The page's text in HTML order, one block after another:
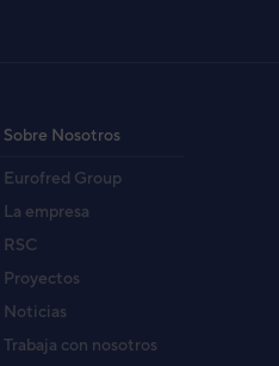
Sobre Nosotros
Eurofred Group
La empresa
RSC
Proyectos
Noticias
Trabaja con nosotros